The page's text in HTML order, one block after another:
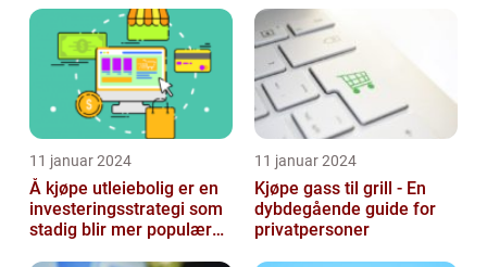
11 januar 2024
Å kjøpe utleiebolig er en
investeringsstrategi som
stadig blir mer populær
11 januar 2024
Kjøpe gass til grill - En
dybdegående guide for
privatpersoner